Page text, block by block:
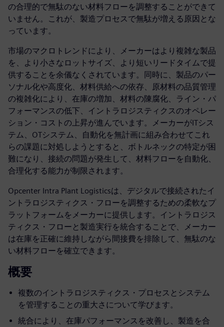
の合理的で無駄のない材料フローを調整することができて
いません。これが、製造プロセスで無駄が増える原因とな
っています。
市場のマクロトレンドにより、メーカーはより複雑な製品
を、より小さなロットサイズ、より短いリードタイムで提
供することを余儀なくされています。同時に、製品のパー
ソナル化や高度化、材料供給への依存、原材料の品質管理
の複雑化により、在庫の増加、材料の陳腐化、ライン・パ
フォーマンスの低下、イントラロジスティクスのオペレー
ション・コストの上昇が進んでいます。メーカーがITシス
テム、OTシステム、自動化を無計画に組み合わせてこれ
らの課題に対処しようとすると、ボトルネックの特定が困
難になり、接続の問題が発生して、材料フローを自動化、
合理化する能力が制限されます。
Opcenter Intra Plant Logisticsは、デジタルで接続されたイ
ントラロジスティクス・フローを調整するための柔軟なプ
ラットフォームをメーカーに提供します。イントラロジス
ティクス・フローと製造実行を統合することで、メーカー
は在庫を正確に維持しながら間接費を排除して、無駄のな
い材料フローを確立できます。
概要
複数のイントラロジスティクス・プロセスとシステム
を管理することの重大さについて学びます。
統合により、在庫パフォーマンスを改善し、製造を合